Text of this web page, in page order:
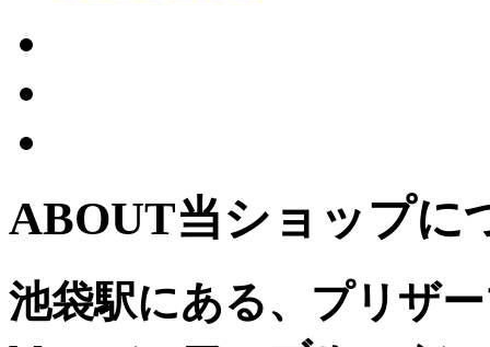
ABOUT当ショップに
池袋駅にある、プリザ